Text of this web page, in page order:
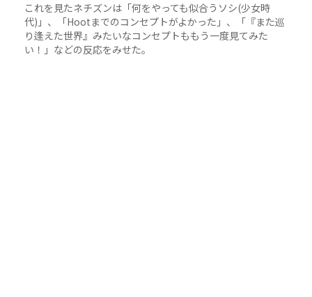
これを見たネチズンは「何をやっても似合うソシ(少女時
代)」、「Hootまでのコンセプトがよかった」、「『また巡
り逢えた世界』みたいなコンセプトももう一度見てみた
い！」などの反応をみせた。